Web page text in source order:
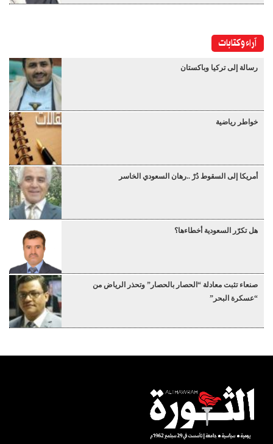
آراء وكتابات
رسالة إلى تركيا وباكستان
خواطر رياضية
أمريكا إلى السقوط دُرْ ..رهان السعودي الخاسر
هل تكرّر السعودية أخطاءها؟
صنعاء تثبت معادلة “الحصار بالحصار” وتحذر الرياض من
“عسكرة البحر”